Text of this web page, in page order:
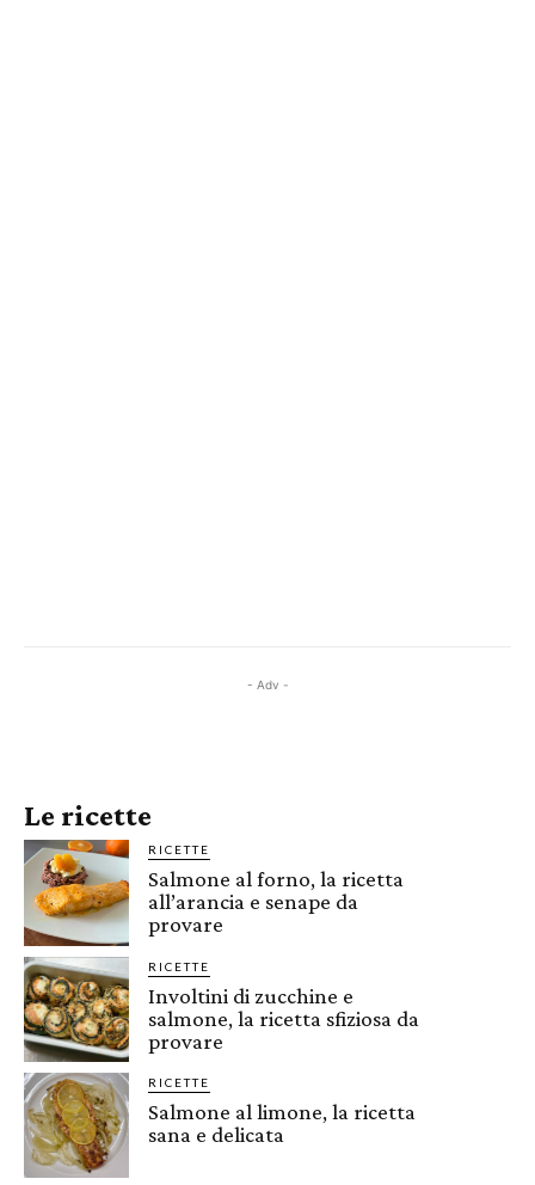
- Adv -
Le ricette
RICETTE
Salmone al forno, la ricetta
all’arancia e senape da
provare
RICETTE
Involtini di zucchine e
salmone, la ricetta sfiziosa da
provare
RICETTE
Salmone al limone, la ricetta
sana e delicata